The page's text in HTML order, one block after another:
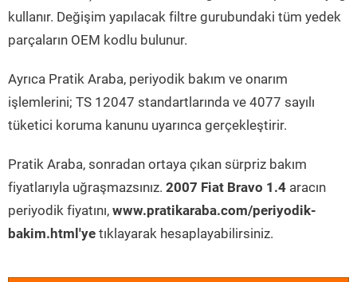
kullanır. Değişim yapılacak filtre gurubundaki tüm yedek
parçaların OEM kodlu bulunur.
Ayrıca Pratik Araba, periyodik bakım ve onarım
işlemlerini; TS 12047 standartlarında ve 4077 sayılı
tüketici koruma kanunu uyarınca gerçekleştirir.
Pratik Araba, sonradan ortaya çıkan sürpriz bakım
fiyatlarıyla uğraşmazsınız. 2007 Fiat Bravo 1.4 aracın
periyodik fiyatını, www.pratikaraba.com/periyodik-
bakim.html'ye tıklayarak hesaplayabilirsiniz.